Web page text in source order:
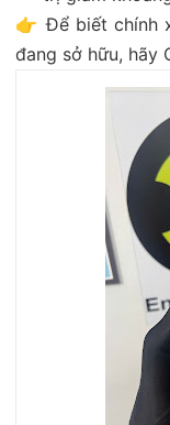
👉 Để biết chính
đang sở hữu, hãy